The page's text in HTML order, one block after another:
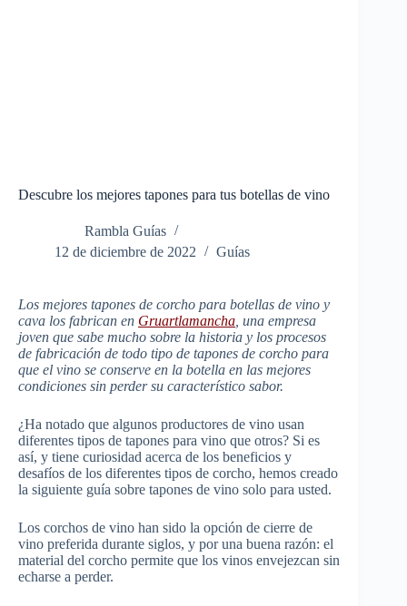
Descubre los mejores tapones para tus botellas de vino
Rambla Guías
12 de diciembre de 2022
Guías
Los mejores tapones de corcho para botellas de vino y
cava los fabrican en Gruartlamancha , una empresa
joven que sabe mucho sobre la historia y los procesos
de fabricación de todo tipo de tapones de corcho para
que el vino se conserve en la botella en las mejores
condiciones sin perder su característico sabor.
¿Ha notado que algunos productores de vino usan
diferentes tipos de tapones para vino que otros? Si es
así, y tiene curiosidad acerca de los beneficios y
desafíos de los diferentes tipos de corcho, hemos creado
la siguiente guía sobre tapones de vino solo para usted.
Los corchos de vino han sido la opción de cierre de
vino preferida durante siglos, y por una buena razón: el
material del corcho permite que los vinos envejezcan sin
echarse a perder.